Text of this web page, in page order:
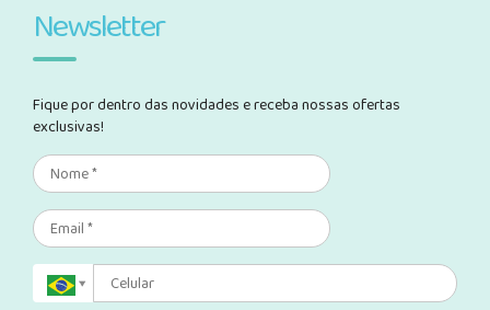
Newsletter
Fique por dentro das novidades e receba nossas ofertas
exclusivas!